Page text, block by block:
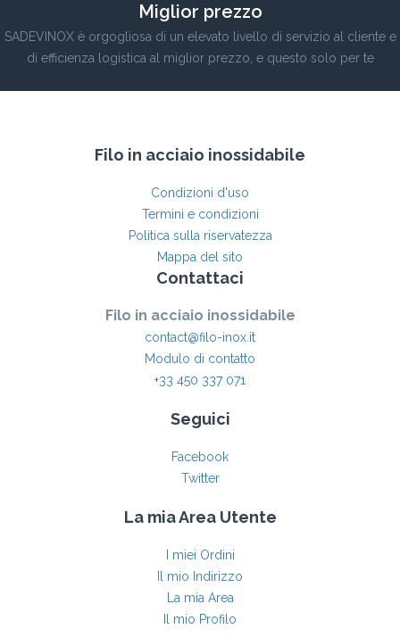
Miglior prezzo
SADEVINOX è orgogliosa di un elevato livello di servizio al cliente e
di efficienza logistica al miglior prezzo, e questo solo per te
Filo in acciaio inossidabile
Condizioni d'uso
Termini e condizioni
Politica sulla riservatezza
Mappa del sito
Contattaci
Filo in acciaio inossidabile
contact@filo-inox.it
Modulo di contatto
+33 450 337 071
Seguici
Facebook
Twitter
La mia Area Utente
I miei Ordini
Il mio Indirizzo
La mia Area
Il mio Profilo